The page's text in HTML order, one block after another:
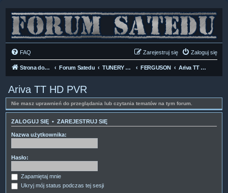
FAQ Zaloguj się
Zarejestruj się
Strona domowa Forum Satedu TUNERY SAT HD-LINUX FERGUSON Ariva TT HD PVR
Ariva TT HD PVR
Nie masz uprawnień do przeglądania lub czytania tematów na tym forum.
ZALOGUJ SIĘ • ZAREJESTRUJ SIĘ
Nazwa użytkownika:
Hasło:
Zapamiętaj mnie
Ukryj mój status podczas tej sesji